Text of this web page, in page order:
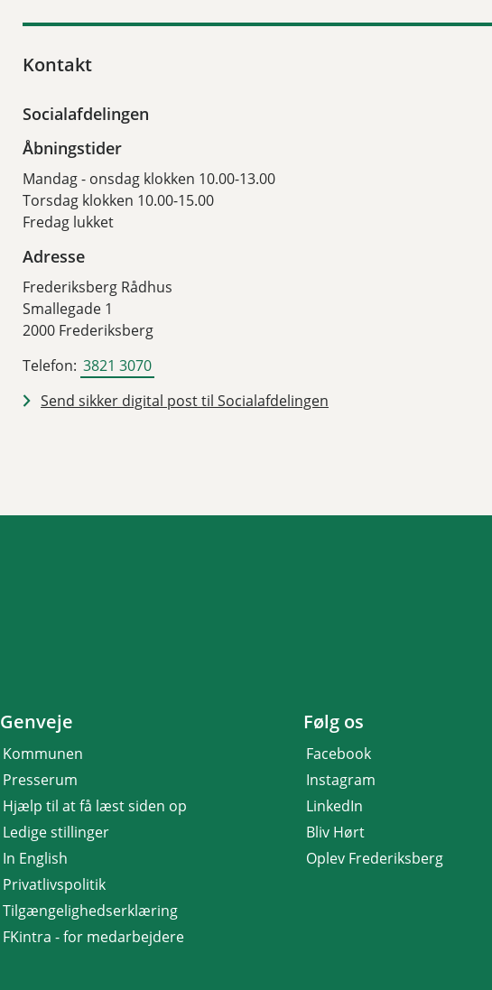
Kontakt
Socialafdelingen
Åbningstider
Mandag - onsdag klokken 10.00-13.00
Torsdag klokken 10.00-15.00
Fredag lukket
Adresse
Frederiksberg Rådhus
Smallegade 1
2000 Frederiksberg
Telefon: 3821 3070
Send sikker digital post til Socialafdelingen
Genveje
Kommunen
Presserum
Hjælp til at få læst siden op
Ledige stillinger
In English
Privatlivspolitik
Tilgængelighedserklæring
FKintra - for medarbejdere
Følg os
Facebook
Instagram
LinkedIn
Bliv Hørt
Oplev Frederiksberg